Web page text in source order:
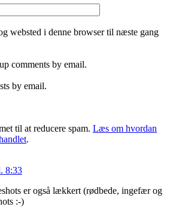
websted i denne browser til næste gang
comments by email.
by email.
til at reducere spam. Læs om hvordan
.
8:33
er også lækkert (rødbede, ingefær og
:-)